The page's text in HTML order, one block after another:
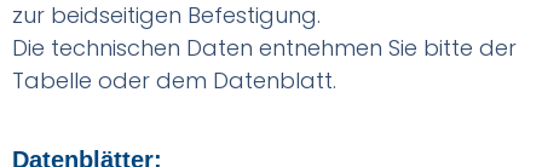
zur beidseitigen Befestigung.
Die technischen Daten entnehmen Sie bitte der
Tabelle oder dem Datenblatt.
Datenblätter: